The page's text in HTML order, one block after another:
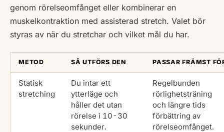
genom rörelseomfånget eller kombinerar en
muskelkontraktion med assisterad stretch. Valet bör
styras av när du stretchar och vilket mål du har.
METOD SÅ UTFÖRS DEN PASSAR FRÄMST
Statisk
stretching
Du intar ett
ytterläge och
håller det utan
rörelse i 10-30
sekunder.
Regelbunden
rörlighetsträning
och längre tids
förbättring av
rörelseomfånget.